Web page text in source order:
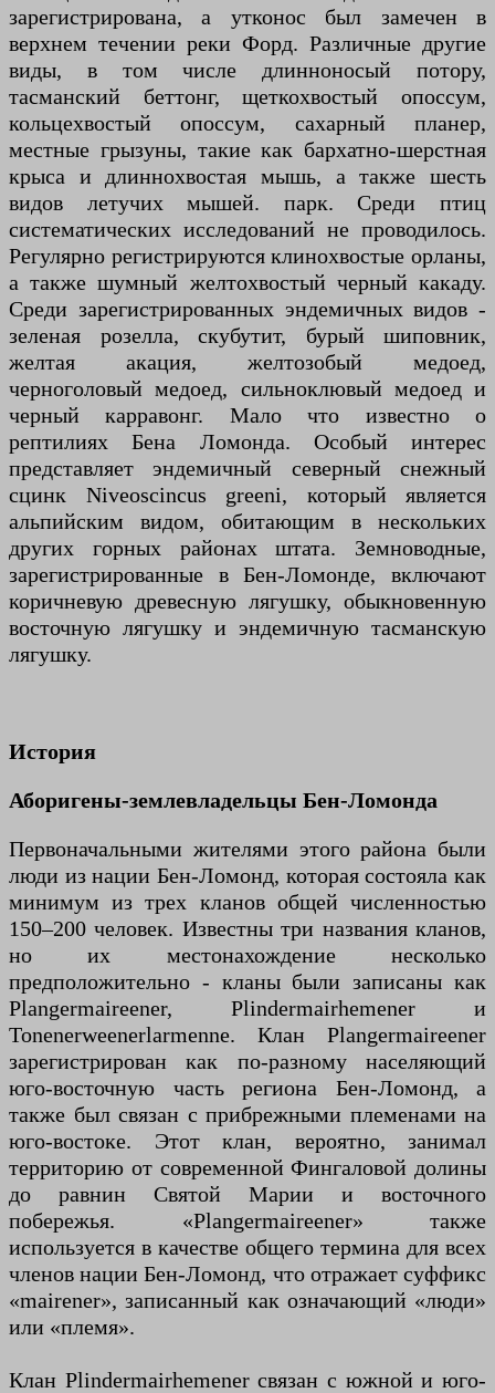
зарегистрирована, а утконос был замечен в
верхнем течении реки Форд. Различные другие
виды, в том числе длинноносый потору,
тасманский беттонг, щеткохвостый опоссум,
кольцехвостый опоссум, сахарный планер,
местные грызуны, такие как бархатно-шерстная
крыса и длиннохвостая мышь, а также шесть
видов летучих мышей. парк. Среди птиц
систематических исследований не проводилось.
Регулярно регистрируются клинохвостые орланы,
а также шумный желтохвостый черный какаду.
Среди зарегистрированных эндемичных видов -
зеленая розелла, скубутит, бурый шиповник,
желтая акация, желтозобый медоед,
черноголовый медоед, сильноклювый медоед и
черный карравонг. Мало что известно о
рептилиях Бена Ломонда. Особый интерес
представляет эндемичный северный снежный
сцинк Niveoscincus greeni, который является
альпийским видом, обитающим в нескольких
других горных районах штата. Земноводные,
зарегистрированные в Бен-Ломонде, включают
коричневую древесную лягушку, обыкновенную
восточную лягушку и эндемичную тасманскую
лягушку.
История
Аборигены-землевладельцы Бен-Ломонда
Первоначальными жителями этого района были
люди из нации Бен-Ломонд, которая состояла как
минимум из трех кланов общей численностью
150–200 человек. Известны три названия кланов,
но их местонахождение несколько
предположительно - кланы были записаны как
Plangermaireener, Plindermairhemener и
Tonenerweenerlarmenne. Клан Plangermaireener
зарегистрирован как по-разному населяющий
юго-восточную часть региона Бен-Ломонд, а
также был связан с прибрежными племенами на
юго-востоке. Этот клан, вероятно, занимал
территорию от современной Фингаловой долины
до равнин Святой Марии и восточного
побережья. «Plangermaireener» также
используется в качестве общего термина для всех
членов нации Бен-Ломонд, что отражает суффикс
«mairener», записанный как означающий «люди»
или «племя».
Клан Plindermairhemener связан с южной и юго-